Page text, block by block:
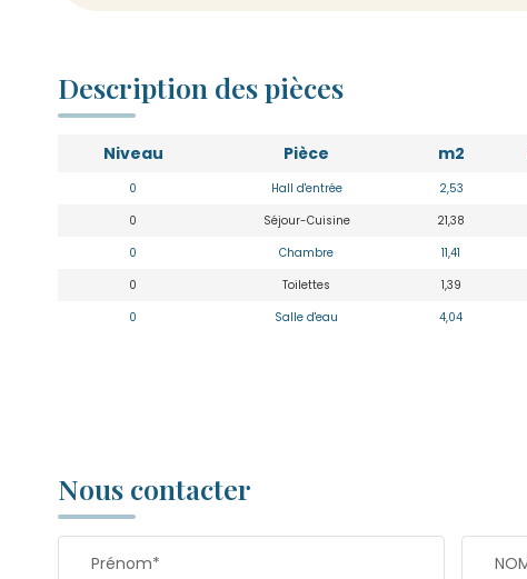
Description des pièces
Niveau Pièce m2
0 Hall d'entrée 2,53
0
Séjour-Cuisine 21,38
0
Chambre 11,41
0
Toilettes 1,39
0
Salle d'eau 4,04
Nous contacter
Prénom*